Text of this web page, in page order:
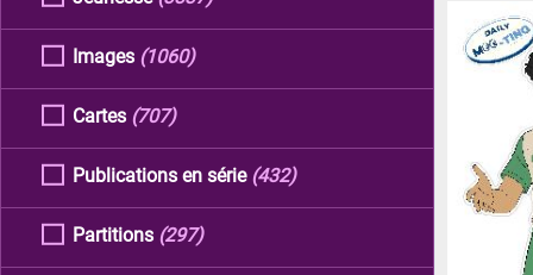
Images (1060)
Cartes (707)
Publications en série (432)
Partitions (297)